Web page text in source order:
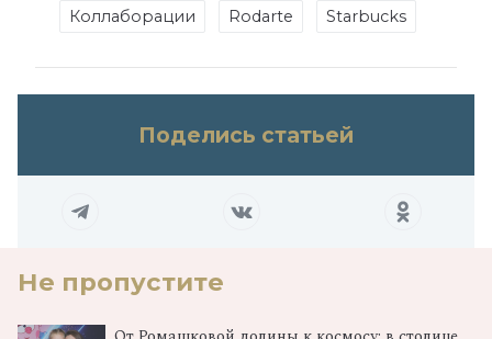
Коллаборации Rodarte Starbucks
Поделись статьей
Не пропустите